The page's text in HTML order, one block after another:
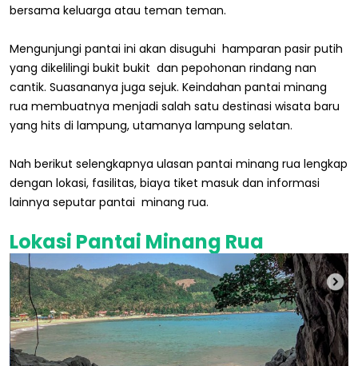
bersama keluarga atau teman teman.
Mengunjungi pantai ini akan disuguhi hamparan pasir putih
yang dikelilingi bukit bukit dan pepohonan rindang nan
cantik. Suasananya juga sejuk. Keindahan pantai minang
rua membuatnya menjadi salah satu destinasi wisata baru
yang hits di lampung, utamanya lampung selatan.
Nah berikut selengkapnya ulasan pantai minang rua lengkap
dengan lokasi, fasilitas, biaya tiket masuk dan informasi
lainnya seputar pantai minang rua.
Lokasi Pantai Minang Rua